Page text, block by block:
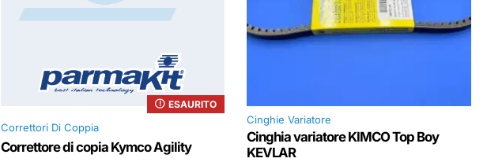
Correttori Di Coppia
Correttore di copia Kymco Agility
ESAURITO
Cinghie Variatore
Cinghia variatore KIMCO Top Boy
KEVLAR